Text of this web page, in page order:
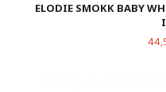
ELODIE SMOKK BABY